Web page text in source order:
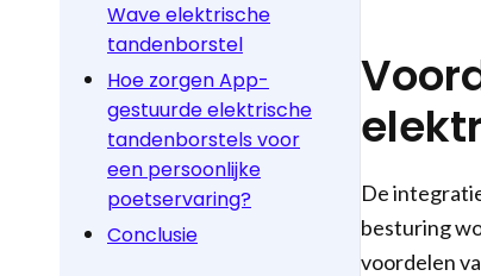
Wave elektrische
tandenborstel
Hoe zorgen App-
gestuurde elektrische
tandenborstels voor
een persoonlijke
poetservaring?
Conclusie
De
besturing
voordelen